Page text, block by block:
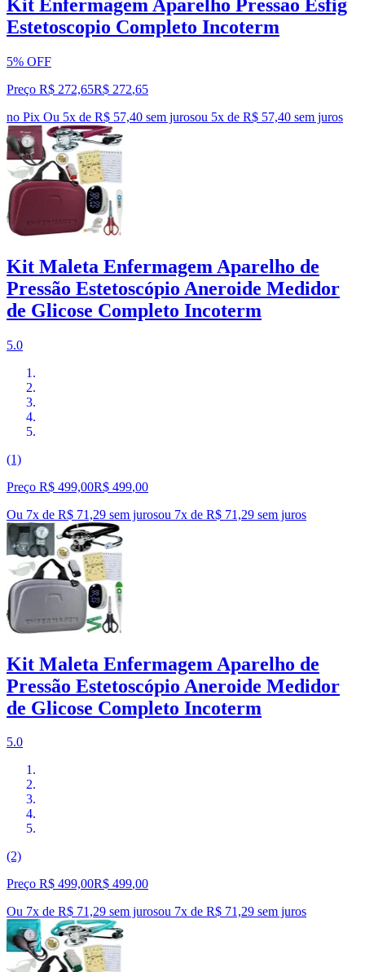
Kit Enfermagem Aparelho Pressao Esfig
Estetoscopio Completo Incoterm
5% OFF
Preço R$ 272,65R$ 272,65
no Pix Ou 5x de R$ 57,40 sem jurosou 5x de R$ 57,40 sem juros
Kit Maleta Enfermagem Aparelho de
Pressão Estetoscópio Aneroide Medidor
de Glicose Completo Incoterm
5.0
(1)
Preço R$ 499,00R$ 499,00
Ou 7x de R$ 71,29 sem jurosou 7x de R$ 71,29 sem juros
Kit Maleta Enfermagem Aparelho de
Pressão Estetoscópio Aneroide Medidor
de Glicose Completo Incoterm
5.0
(2)
Preço R$ 499,00R$ 499,00
Ou 7x de R$ 71,29 sem jurosou 7x de R$ 71,29 sem juros